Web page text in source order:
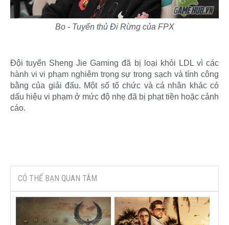
Bo - Tuyển thủ Đi Rừng của FPX
Đội tuyển Sheng Jie Gaming đã bị loại khỏi LDL vì các
hành vi vi phạm nghiêm trọng sự trong sạch và tính công
bằng của giải đấu. Một số tổ chức và cá nhân khác có
dấu hiệu vi phạm ở mức độ nhẹ đã bị phạt tiền hoặc cảnh
cáo.
CÓ THỂ BẠN QUAN TÂM